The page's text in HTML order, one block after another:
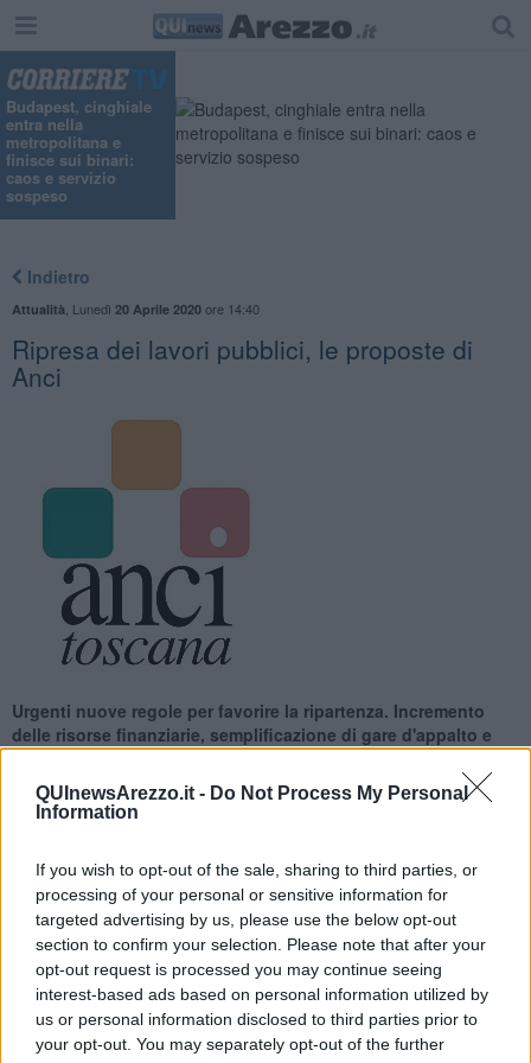
QUInewsArezzo.it - Do Not Process My Personal
Information
If you wish to opt-out of the sale, sharing to third parties, or
processing of your personal or sensitive information for
targeted advertising by us, please use the below opt-out
section to confirm your selection. Please note that after your
opt-out request is processed you may continue seeing
interest-based ads based on personal information utilized by
us or personal information disclosed to third parties prior to
your opt-out. You may separately opt-out of the further
Budapest, cinghiale
entra nella
metropolitana e
finisce sui binari:
caos e servizio
sospeso
Indietro
Attualità Lunedì 20 Aprile 2020ore 14:40
Ripresa dei lavori pubblici, le proposte di
Anci
Urgenti nuove regole per favorire la ripartenza. Incremento
delle risorse finanziarie, semplificazione di gare d'appalto e
ricorsi amministrativi
AREZZO —Gli investimenti pubblici per i prossimi mesi avranno un
peso decisivo per il rilancio economico. Urgono quindi riforme alle
normative vigenti, sostiene Anci Toscana, affinché i Comuni siano
pronti per la ripartenza. Importante favorire e velocizzare gli
investimenti a livello locale.
Vista la gravità della situazione economica attuale è indispensabile